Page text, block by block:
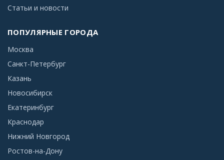
Статьи и новости
ПОПУЛЯРНЫЕ ГОРОДА
Москва
Санкт-Петербург
Казань
Новосибирск
Екатеринбург
Краснодар
Нижний Новгород
Ростов-на-Дону